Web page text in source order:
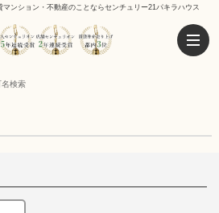
ンション・不動産のことならセンチュリー21パキラハウス
名検索